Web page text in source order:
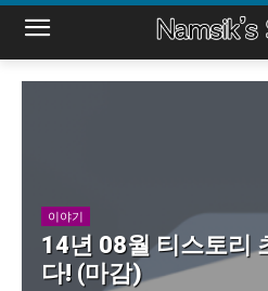
이야기
14년 08월 티스토리
다! (마감)